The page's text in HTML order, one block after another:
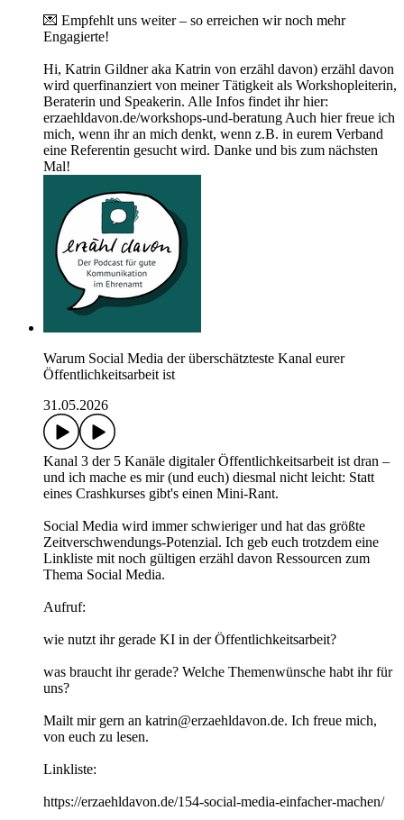
💌 Empfehlt uns weiter – so erreichen wir noch mehr
Engagierte!
Hi, Katrin Gildner aka Katrin von erzähl davon) erzähl davon
wird querfinanziert von meiner Tätigkeit als Workshopleiterin,
Beraterin und Speakerin. Alle Infos findet ihr hier:
erzaehldavon.de/workshops-und-beratung Auch hier freue ich
mich, wenn ihr an mich denkt, wenn z.B. in eurem Verband
eine Referentin gesucht wird. Danke und bis zum nächsten
Mal!
Warum Social Media der überschätzteste Kanal eurer
Öffentlichkeitsarbeit ist
31.05.2026
Kanal 3 der 5 Kanäle digitaler Öffentlichkeitsarbeit ist dran –
und ich mache es mir (und euch) diesmal nicht leicht: Statt
eines Crashkurses gibt's einen Mini-Rant.
Social Media wird immer schwieriger und hat das größte
Zeitverschwendungs-Potenzial. Ich geb euch trotzdem eine
Linkliste mit noch gültigen erzähl davon Ressourcen zum
Thema Social Media.
Aufruf:
wie nutzt ihr gerade KI in der Öffentlichkeitsarbeit?
was braucht ihr gerade? Welche Themenwünsche habt ihr für
uns?
Mailt mir gern an katrin@erzaehldavon.de. Ich freue mich,
von euch zu lesen.
Linkliste:
https://erzaehldavon.de/154-social-media-einfacher-machen/